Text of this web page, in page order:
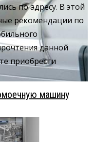
по адресу. В этой
рекомендации по
данной
приобрести
машину